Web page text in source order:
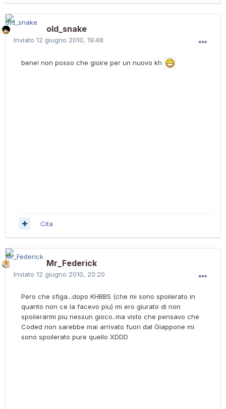
old_snake
Inviato 12 giugno 2010, 19:48
bene! non posso che gioire per un nuovo kh
Cita
Mr_Federick
Inviato 12 giugno 2010, 20:20
Pero che sfiga...dopo KHBBS (che mi sono spoilerato in
quanto non ce la facevo piu) mi ero giurato di non
spoilerarmi piu nessun gioco..ma visto che pensavo che
Coded non sarebbe mai arrivato fuori dal Giappone mi
sono spoilerato pure quello XDDD